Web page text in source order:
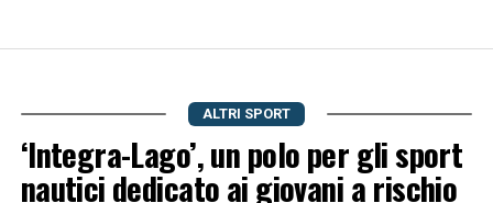
ALTRI SPORT
‘Integra-Lago’, un polo per gli sport
nautici dedicato ai giovani a rischio